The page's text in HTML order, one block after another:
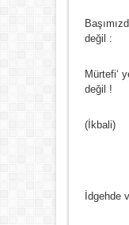
değil :
Mürtefi‘
değil !
(İkbali)
İdgehde